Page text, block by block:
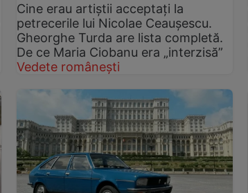
Cine erau artiștii acceptați la
petrecerile lui Nicolae Ceaușescu.
Gheorghe Turda are lista completă.
De ce Maria Ciobanu era „interzisă”
Vedete românești